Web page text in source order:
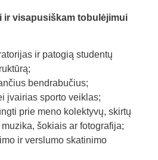
ir visapusiškam tobulėjimui
ir patogią studentų
bendrabučius;
įvairias sporto veiklas;
prie meno kolektyvų, skirtų
šokiais ar fotografija;
ir verslumo skatinimo